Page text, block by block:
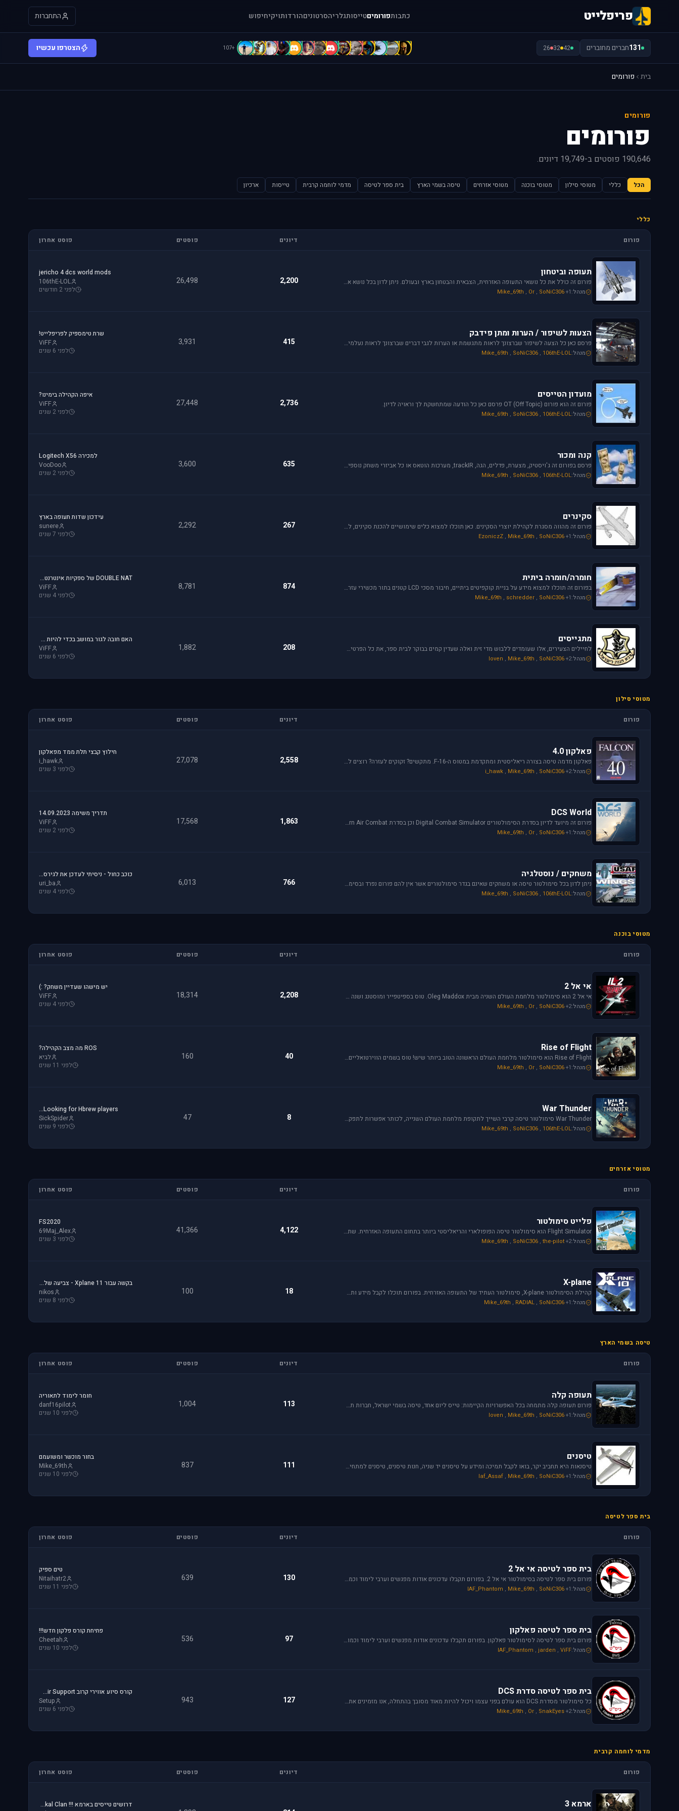
פריפלייט כתבותפורומיםטייסותגלריהסרטוניםהורדותויקיחיפוש התחברות
131חברים מחוברים 42
32
26
=
[
A
A
A
b
b
B
B
B
b
c
C
d
+107 הצטרפו עכשיו
בית פורומים
פורומים
פורומים
190,646 פוסטים ב-19,749 דיונים.
הכל כללי מטוסי סילון מטוסי בוכנה מטוסי אזרחים טיסה בשמי הארץ בית ספר לטיסה מדמי לוחמה קרבית טייסות ארכיון
כללי
פורום דיונים פוסטים פוסט אחרון
תעופה וביטחון
פורום זה כולל את כל נושאי התעופה האזרחית, הצבאית והבטחון בארץ ובעולם. ניתן לדון בכל נושא אקטואלי או היסטורי בתחומים אלו.
מנהל: Mike_69th , Or , SoNiC306+1
2,200
26,498
jericho 4 dcs world mods
106thE-LOL
לפני 2 חודשים
הצעות לשיפור / הערות ומתן פידבק
פרסם כאן כל הצעה לשיפור שברצונך לראות מתגשמת או הערות לגבי דברים שברצונך לראות נעלמים או מציקים לך.
מנהל: Mike_69th , SoNiC306 , 106thE-LOL
415
3,931
שרת טימספיק לפריפלייט!
ViFF
לפני 6 שנים
מועדון הטייסים
פורום זה הוא פורום (OT (Off Topic פרסם כאן כל הודעה שמתחשקת לך וראויה לדיון.
מנהל: Mike_69th , SoNiC306 , 106thE-LOL
2,736
27,448
איפה הקהילה בימינו?
ViFF
לפני 2 שנים
קנה ומכור
פרסם בפורום זה ג'ויסטיק, מצערת, פדלים, הגה, trackIR, מערכות הוטאס או כל אביזרי משחק נוספים שברצונך למכור או לרכוש. חברות מובילות בתחום: Saitek, CH, Microsoft, Logitech, Hotas.
מנהל: Mike_69th , SoNiC306 , 106thE-LOL
635
3,600
למכירה Logitech X56
VooDoo
לפני 2 שנים
סקינרים
פורום זה מהווה מסגרת לקהילת יוצרי הסקינים. כאן תוכלו למצוא כלים שימושיים להכנת סקינים, לקבל ידע על עשיית סקין וכמובן לצפות ולתת פידבק על עבודות סקינים בתהליך.
מנהל: EzoniczZ , Mike_69th , SoNiC306+1
267
2,292
עידכון שדות תעופה בארץ
sunere
לפני 7 שנים
חומרה/חומרה ביתית
בפורום זה תוכלו למצוא מידע על בניית קוקפיטים ביתיים, חיבור מסכי LCD קטנים בתור מכשירי עזר ועוד. בנוסף, זהו הפורום לשאלות לגבי ג'ויסטיקים, כרטיסי מסך בניית מחשב וכו'.
מנהל: Mike_69th , schredder , SoNiC306+1
874
8,781
DOUBLE NAT של ספקיות אינטרנט - והפרעה לטיסות אונליין
ViFF
לפני 4 שנים
מתגייסים
לחיילים הצעירים, אלו שעומדים ללבוש מדי זית ואלה שעדין קמים בבוקר לבית ספר, את כל הפרטים אודות הגיוס תמצאו כאן.
מנהל: loven , Mike_69th , SoNiC306+2
208
1,882
האם חובה לגור במושב בכדי להיות טייס?
ViFF
לפני 6 שנים
מטוסי סילון
פורום דיונים פוסטים פוסט אחרון
פאלקון 4.0
פאלקון מדמה טיסה בצורה ריאליסטית ומתקדמת במטוס ה-F-16. מתקשים? זקוקים לעזרה? רוצים לשתף תמונה או וידיאו מהטיסה שלכם ב- Falcon זהו הפורום המתאים.
מנהל: i_hawk , Mike_69th , SoNiC306+2
2,558
27,078
חילוץ קבצי תלת ממד מפאלקון
i_hawk
לפני 3 שנים
DCS World
פורום זה מיועד לדיון בסדרת הסימולטורים Digital Combat Simulator וכן בסדרת Lock On Modern Air Combat. מחפשים תמיכה? או סתם רוצים לשתף מידע ותמונות זהו המקום הנכון.
מנהל: Mike_69th , Or , SoNiC306+1
1,863
17,568
תדריך משימה 14.09.2023
ViFF
לפני 2 שנים
משחקים / נוסטלגיה
ניתן לדון בכל סימולטור טיסה או משחקים שאינם בגדר סימולטורים אשר אין להם פורום נפרד ובסימולטורים נוסטלגיים כגון: אף-15, אף-18, חיל האויר האמריקני, כוכב כחול - "חיל האויר הישראלי" וסטרייק פייטרס.
מנהל: Mike_69th , SoNiC306 , 106thE-LOL
766
6,013
כוכב כחול - ניסיתי לעדכן את לגירסה 1.1 וקיבלתי הודעת שגיאה.
uri_ba
לפני 4 שנים
מטוסי בוכנה
פורום דיונים פוסטים פוסט אחרון
אי אל 2
אי אל 2 הוא סימולטור מלחמת העולם השניה מבית Oleg Maddox. טוס בספיטפייר ומוסטנג ושנה את ההיסטוריה במלחמות מעל שמי אירופה, צפון אפריקה והמזרח הרחוק.
מנהל: Mike_69th , Or , SoNiC306+2
2,208
18,314
יש מישהו שעדיין משחק? :)
ViFF
לפני 4 שנים
Rise of Flight
Rise of Flight הוא סימולטור מלחמת העולם הראשונה הטוב ביותר שיש! טוס בשמים הווירטואליים במטוסים האגדיים, Sopwith Camel, S.E.5a, Albatros D.Va וה-Fokker Dr.1 שטסו בהם אבירי מלחמת העולם. השמיים הווירטואליים צריכים אותך!
מנהל: Mike_69th , Or , SoNiC306+1
40
160
ROS מה מצב הקהילה?
לביא
לפני 11 שנים
War Thunder
War Thunder סימולטור טיסה קרבי השייך לתקופת מלחמת העולם השנייה, לכותר אפשרות לתפקד בקשת רחבה של רמות ריאליזם החל מאפשרות Arcade ועד לסימולטור של ממש.
מנהל: Mike_69th , SoNiC306 , 106thE-LOL
8
47
Looking for Hbrew players...
SickSpider
לפני 9 שנים
מטוסי אזרחים
פורום דיונים פוסטים פוסט אחרון
פלייט סימולטור
Flight Simulator הוא סימולטור טיסה הפופולארי והריאליסטי ביותר בתחום התעופה האזרחית. שתף וקבל תמיכה עבור שדות תעופה, סינרים, צביעות ומטוסים עבור FSX ו-FS2004.
מנהל: Mike_69th , SoNiC306 , the-pilot+2
4,122
41,366
FS2020
69Maj_Alex
לפני 3 שנים
X-plane
קהילת הסימולטור X-plane, סימולטור העתיד של התעופה האזרחית. בפורום תוכלו לקבל מידע ותמיכה. אז קדימה, תפסו את הג'ויסטיק והצטרפו לחוויה.
מנהל: Mike_69th , RADIAL , SoNiC306+1
18
100
בקשה עבור Xplane 11 - צביעה של חברת ישראייר למטוס FF A320
nikos
לפני 8 שנים
טיסה בשמי הארץ
פורום דיונים פוסטים פוסט אחרון
תעופה קלה
פורום תעופה קלה מתמחה בכל האפשרויות הקיימות: טייס ליום אחד, טיסה בשמי ישראל, חברות תעופה, בתי ספר לטיסה, רשיון טייס ואפילו טיסות רומנטיות.
מנהל: loven , Mike_69th , SoNiC306+1
113
1,004
חומר לימוד לתאוריה
danf16pilot
לפני 10 שנים
טיסנים
טיסנאות היא תחביב יקר, בואו לקבל תמיכה ומידע על טיסנים יד שניה, חנות טיסנים, טיסנים למתחילים וכמובן לשתף את החברים בחוויות. הצטרפו לפורום טיסנים!
מנהל: Iaf_Assaf , Mike_69th , SoNiC306+1
111
837
בחור מוכשר ומשועמם
Mike_69th
לפני 10 שנים
בית ספר לטיסה
פורום דיונים פוסטים פוסט אחרון
בית ספר לטיסה אי אל 2
פורום בית ספר לטיסה בסימולטור אי אל 2. בפורום תקבלו עדכונים אודות מפגשים וערבי לימוד וכמובן מדריכי סימולטור.
מנהל: IAF_Phantom , Mike_69th , SoNiC306+1
130
639
טים ספיק
Nitaihatr2
לפני 11 שנים
בית ספר לטיסה פאלקון
פורום בית ספר לטיסה לסימולטור פאלקון. בפורום תקבלו עדכונים אודות מפגשים וערבי לימוד וכמובן מדריכי סימולטור.
מנהל: IAF_Phantom , jarden , ViFF
97
536
פתיחת קורס פלקון חדש!!!
Cheetah
לפני 10 שנים
בית ספר לטיסה סדרת DCS
כל סימולטור מסדרת DCS הוא עולם בפני עצמו ויכול להיות מאוד מסובך בהתחלה, אנו מזמינים אתכם להרשם לבית הספר לטיסה על מנת ללמוד על כל רבדי מדמי הטיסה השונים.
מנהל: Mike_69th , Or , SnakEyes+2
127
943
קורס סיוע אווירי קרוב CAS - Close Air Support
Setup
לפני 6 שנים
מדמי לוחמה קרבית
פורום דיונים פוסטים פוסט אחרון
ארמא 3
דרושים טייסים בארמא !!! Sayeret Matkal Clan